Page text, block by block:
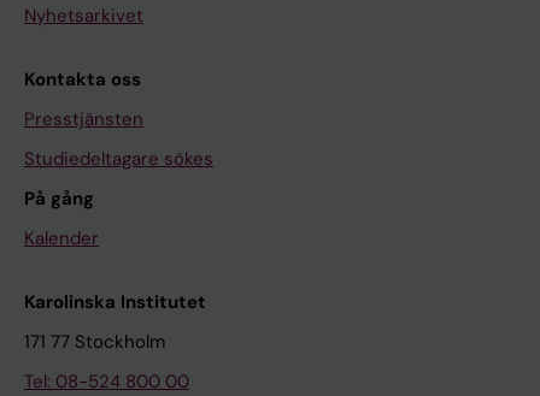
Nyhetsarkivet
Kontakta oss
Presstjänsten
Studiedeltagare sökes
På gång
Kalender
Karolinska Institutet
171 77 Stockholm
Tel: 08-524 800 00